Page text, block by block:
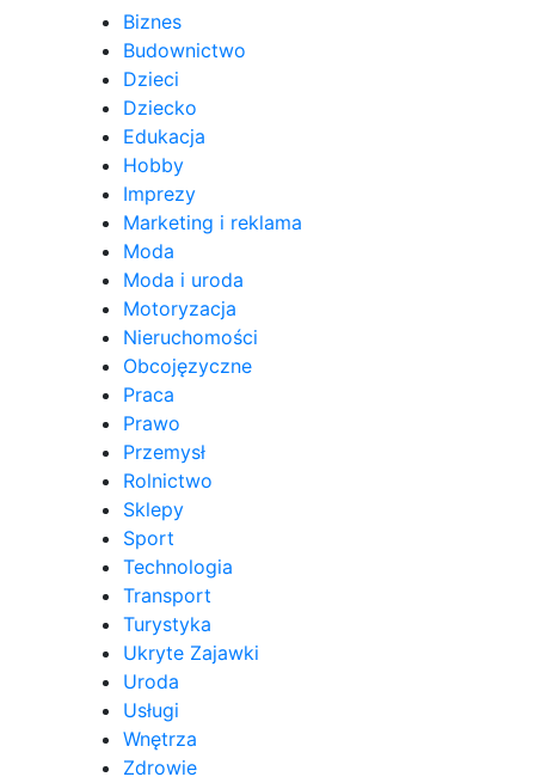
Biznes
Budownictwo
Dzieci
Dziecko
Edukacja
Hobby
Imprezy
Marketing i reklama
Moda
Moda i uroda
Motoryzacja
Nieruchomości
Obcojęzyczne
Praca
Prawo
Przemysł
Rolnictwo
Sklepy
Sport
Technologia
Transport
Turystyka
Ukryte Zajawki
Uroda
Usługi
Wnętrza
Zdrowie